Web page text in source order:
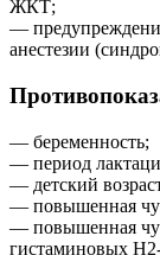
ЖКТ;
—
анестезии
— беременность;
— период
— детский
— повышенная
— повышенная
гистаминовых